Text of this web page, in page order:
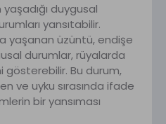
duygusal
yansıtabilir.
yaşanan üzüntü, endişe
durumlar, rüyalarda
gösterebilir. Bu durum,
ve uyku sırasında ifade
bir yansıması